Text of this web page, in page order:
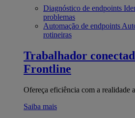
Diagnóstico de endpoints
problemas
Automação de endpoints
rotineiras
Trabalhador
Frontline
Ofereça eficiência com a realidade
Saiba mais